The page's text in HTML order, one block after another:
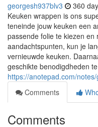
georgesh937blv3 360
Keuken wrappen is ons
teneinde jouw keuken een
passende folie te kiezen
aandachtspunten, kun je
vernieuwde keuken.
geschikte benodigdheden
https://anotepad.com/
Comments
Comments